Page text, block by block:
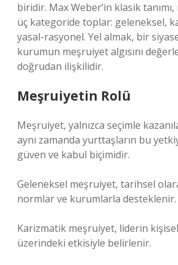
biridir. Max Weber’in klasik
üç kategoride toplar: geleneksel,
yasal-rasyonel. Yel almak, bir
kurumun meşruiyet algısını
doğrudan ilişkilidir.
Meşruiyetin Rolü
Meşruiyet, yalnızca seçimle
aynı zamanda yurttaşların bu
güven ve kabul biçimidir.
Geleneksel meşruiyet, tarihsel
normlar ve kurumlarla desteklenir.
Karizmatik meşruiyet, liderin
üzerindeki etkisiyle belirlenir.